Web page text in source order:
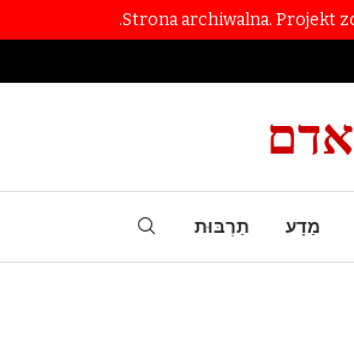
Strona archiwalna. Projekt
מַדָע תַרְבּוּת